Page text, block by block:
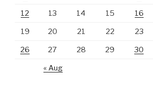
12 13 14 15 16
19 20 21 22 23
26 27 28 29 30
« Aug